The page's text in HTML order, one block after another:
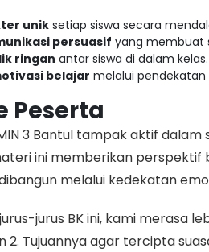
unik setiap siswa secara
persuasif yang membuat
ringan antar siswa di dalam kelas.
belajar melalui pendekatan
Peserta
3 Bantul tampak aktif dalam
ini memberikan perspektif
melalui kedekatan
jurus BK ini, kami merasa
2. Tujuannya agar tercipta